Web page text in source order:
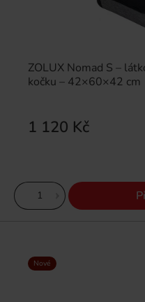
ZOLUX Nomad S –
kočku – 42×60×42 cm
1 120 Kč
Nové